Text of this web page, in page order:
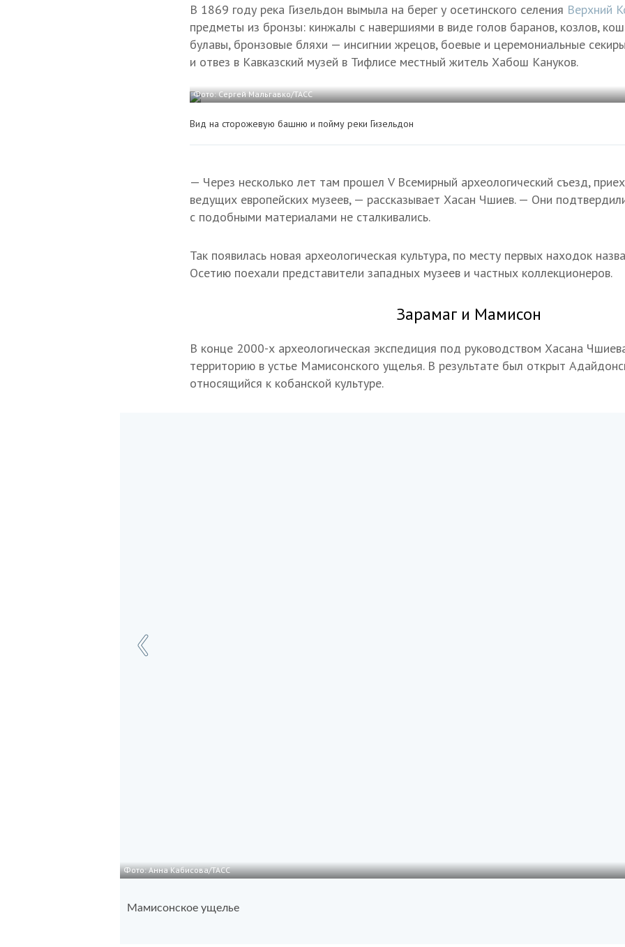
В 1869 году река Гизельдон вымыла на берег у осетинского селения Верхний
предметы из бронзы: кинжалы с навершиями в виде голов баранов, козлов,
булавы, бронзовые бляхи — инсигнии жрецов, боевые и церемониальные
и отвез в Кавказский музей в Тифлисе местный житель Хабош Кануков.
Фото: Сергей Мальгавко/ТАСС
Вид на сторожевую башню и пойму реки Гизельдон
— Через несколько лет там прошел V Всемирный археологический съезд,
ведущих европейских музеев, — рассказывает Хасан Чшиев. — Они
с подобными материалами не сталкивались.
Так появилась новая археологическая культура, по месту первых находок
Осетию поехали представители западных музеев и частных коллекционеров.
Зарамаг и Мамисон
В конце 2000-х археологическая экспедиция под руководством Хасана
территорию в устье Мамисонского ущелья. В результате был открыт
относящийся к кобанской культуре.
Фото: Анна Кабисова/ТАСС
Мамисонское ущелье